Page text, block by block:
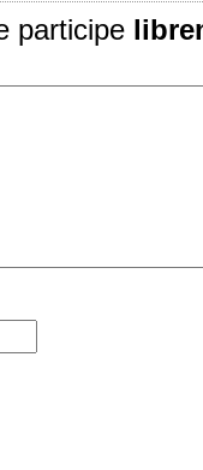
participe